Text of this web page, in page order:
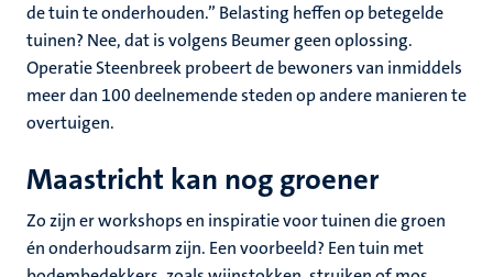
de tuin te onderhouden.” Belasting heffen op betegelde
tuinen? Nee, dat is volgens Beumer geen oplossing.
Operatie Steenbreek probeert de bewoners van inmiddels
meer dan 100 deelnemende steden op andere manieren te
overtuigen.
Maastricht kan nog groener
Zo zijn er workshops en inspiratie voor tuinen die groen
én onderhoudsarm zijn. Een voorbeeld? Een tuin met